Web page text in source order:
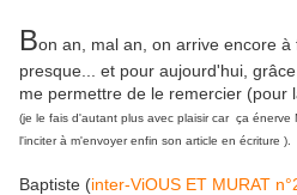
Bon an, mal an, on arrive encore
presque... et pour aujourd'hui,
me permettre de le remercier (pour
(je le fais d'autant plus avec plaisir car ça
l'inciter à m'envoyer enfin son article en écriture ).
Baptiste (inter-ViOUS ET MURAT